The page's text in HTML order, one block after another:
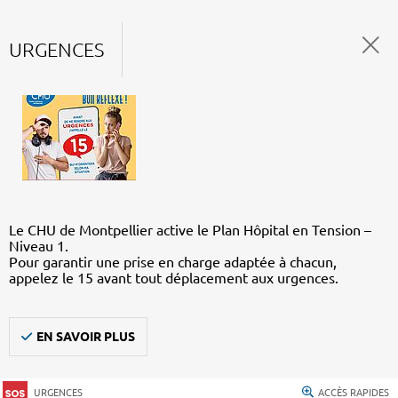
URGENCES
Le CHU de Montpellier active le Plan Hôpital en Tension –
Niveau 1.
Pour garantir une prise en charge adaptée à chacun,
appelez le 15 avant tout déplacement aux urgences.
EN SAVOIR PLUS
URGENCES ACCÈS RAPIDES